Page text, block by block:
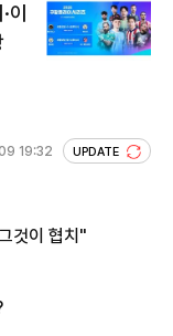
19:32 UPDATE
것이 협치"